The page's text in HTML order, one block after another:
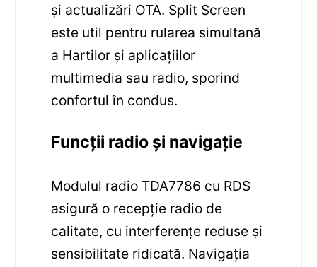
și actualizări OTA. Split Screen
este util pentru rularea simultană
a Hartilor și aplicațiilor
multimedia sau radio, sporind
confortul în condus.
Funcții radio și navigație
Modulul radio TDA7786 cu RDS
asigură o recepție radio de
calitate, cu interferențe reduse și
sensibilitate ridicată. Navigația